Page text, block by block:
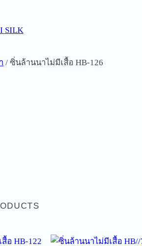
SILK
/ ซิ่นล้านนาไม่มีเสื้อ HB-126